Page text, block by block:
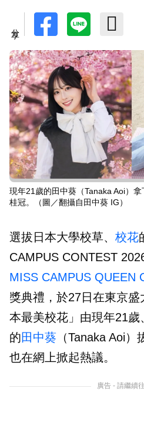
現年21歲的田中葵（Tanaka Aoi）
桂冠。（圖／翻攝自田中葵 IG）
選拔日本大學校草、 校花
CAMPUS CONTEST
MISS CAMPUS QUEEN
獎典禮，於27日在東京盛
本最美校花」由現年21
的田中葵 （Tanaka Aoi
也在網上掀起熱議。
廣告 - 請繼續